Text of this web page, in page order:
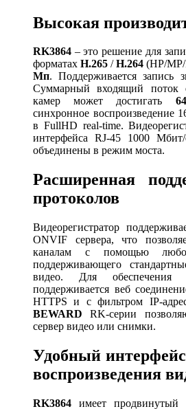
Высокая
RK3864 – это решение для
форматах H.265 /H.264 (HP/
Мп. Поддерживается запись
Суммарный входящий поток
камер может достигать
синхронное воспроизведение
в FullHD real-time.
интерфейса RJ-45 1000
объединены в режим моста.
Расширенная
протоколов
Видеорегистратор
ONVIF сервера, что
каналам с помощью
поддерживающего
видео. Для обеспечения
поддерживается веб
HTTPS и с фильтром IP-
BEWARD RK-серии
сервер видео или снимки.
Удобный
воспроизведения
RK3864имеет